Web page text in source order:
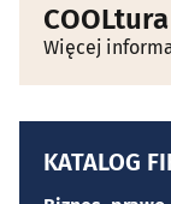
Więcej
KATALOG